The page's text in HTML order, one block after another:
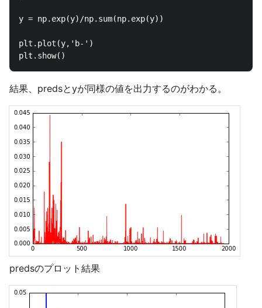
y = np.exp(y)/np.sum(np.exp(y))
plt.plot(y,'b-')
結果、predsとyが同様の値を出力するのがわかる。
predsのプロット結果